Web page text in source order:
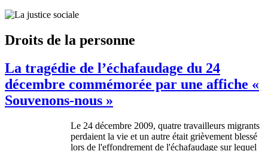
Droits de la personne
La tragédie de l’échafaudage du 24
décembre commémorée par une affiche «
Souvenons-nous »
Le 24 décembre 2009, quatre travailleurs migrants
perdaient la vie et un autre était grièvement blessé
lors de l'effondrement de l'échafaudage sur lequel